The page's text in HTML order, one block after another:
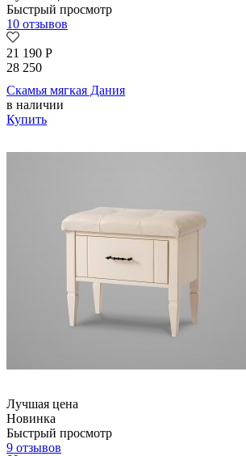
Быстрый просмотр
10 отзывов
21 190 Р
28 250
Скамья мягкая Дания
в наличии
Купить
Лучшая цена
Новинка
Быстрый просмотр
9 отзывов